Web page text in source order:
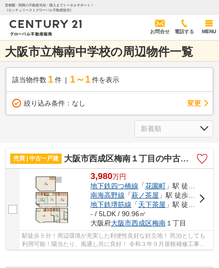
首都圏・関西の不動産売却・購入までトータルサポート！
《センチュリー２１グローバル不動産販売》
お問合せ 電話する MENU
大阪市立梅南中学校の周辺物件一覧
該当物件数 1件 1～1 件を表示
絞り込み条件： なし 変更
売買 | 中古一戸建 大阪市西成区梅南１丁目の中古一戸建
3,980万円
地下鉄四つ橋線 「花園町」駅 徒歩5分
南海高野線 「萩ノ茶屋 」駅 徒歩10分
地下鉄堺筋線 「天下茶屋 」駅 徒歩11分
- / 5LDK / 90.96㎡
大阪府大阪市西成区梅南１丁目
駅徒歩５分！周辺環境が充実した利便性良好な好立地！ 民泊としても
利用可能！陽当たり、風通し共に良好！ 令和３年９月屋根補修工事歴